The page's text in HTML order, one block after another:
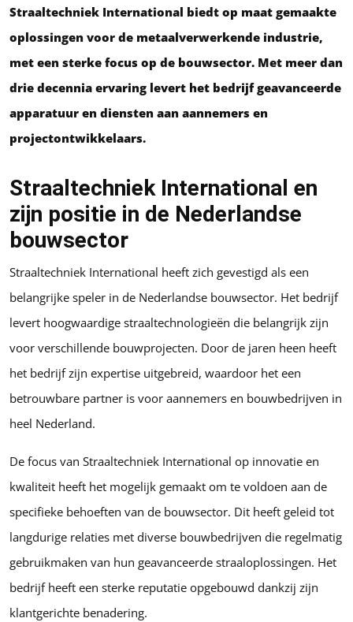
Straaltechniek International biedt op maat gemaakte
oplossingen voor de metaalverwerkende industrie,
met een sterke focus op de bouwsector. Met meer dan
drie decennia ervaring levert het bedrijf geavanceerde
apparatuur en diensten aan aannemers en
projectontwikkelaars.
Straaltechniek International en
zijn positie in de Nederlandse
bouwsector
Straaltechniek International heeft zich gevestigd als een
belangrijke speler in de Nederlandse bouwsector. Het bedrijf
levert hoogwaardige straaltechnologieën die belangrijk zijn
voor verschillende bouwprojecten. Door de jaren heen heeft
het bedrijf zijn expertise uitgebreid, waardoor het een
betrouwbare partner is voor aannemers en bouwbedrijven in
heel Nederland.
De focus van Straaltechniek International op innovatie en
kwaliteit heeft het mogelijk gemaakt om te voldoen aan de
specifieke behoeften van de bouwsector. Dit heeft geleid tot
langdurige relaties met diverse bouwbedrijven die regelmatig
gebruikmaken van hun geavanceerde straaloplossingen. Het
bedrijf heeft een sterke reputatie opgebouwd dankzij zijn
klantgerichte benadering.